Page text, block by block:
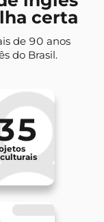
certa
de 90 anos
do Brasil.